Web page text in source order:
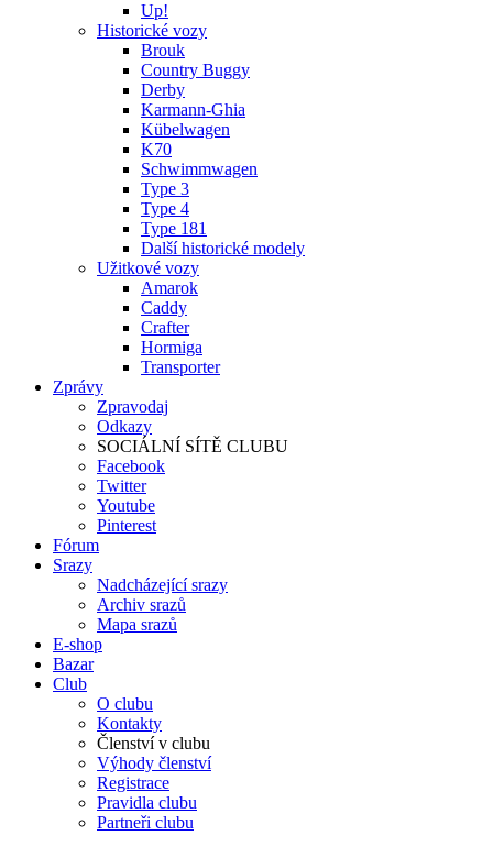
Up!
Historické vozy
Brouk
Country Buggy
Derby
Karmann-Ghia
Kübelwagen
K70
Schwimmwagen
Type 3
Type 4
Type 181
Další historické modely
Užitkové vozy
Amarok
Caddy
Crafter
Hormiga
Transporter
Zprávy
Zpravodaj
Odkazy
SOCIÁLNÍ SÍTĚ CLUBU
Facebook
Twitter
Youtube
Pinterest
Fórum
Srazy
Nadcházející srazy
Archiv srazů
Mapa srazů
E-shop
Bazar
Club
O clubu
Kontakty
Členství v clubu
Výhody členství
Registrace
Pravidla clubu
Partneři clubu